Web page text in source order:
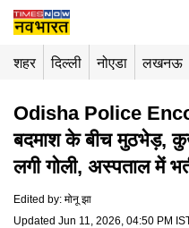
शहर दिल्ली नोएडा लखनऊ
Odisha Police
बदमाश के बीच मुठभेड़,
लगी गोली, अस्पताल में
Edited by: मोनू झा
Updated Jun 11, 2026, 04:50 PM